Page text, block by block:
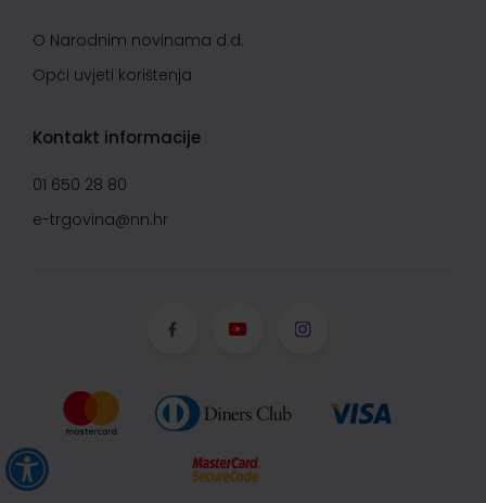
O Narodnim novinama d.d.
Opći uvjeti korištenja
Kontakt informacije
01 650 28 80
e-trgovina@nn.hr